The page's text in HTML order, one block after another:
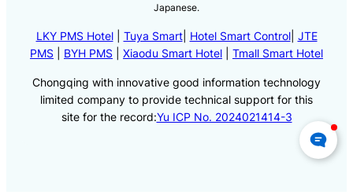
Japanese.
LKY PMS Hotel| Tuya Smart| Hotel Smart Control| JTE
PMS
BYH PMS Xiaodu Smart Hotel Tmall Smart Hotel
Chongqing with innovative good information technology
limited company to provide technical support for this
site for the record:Yu ICP No. 2024021414-3